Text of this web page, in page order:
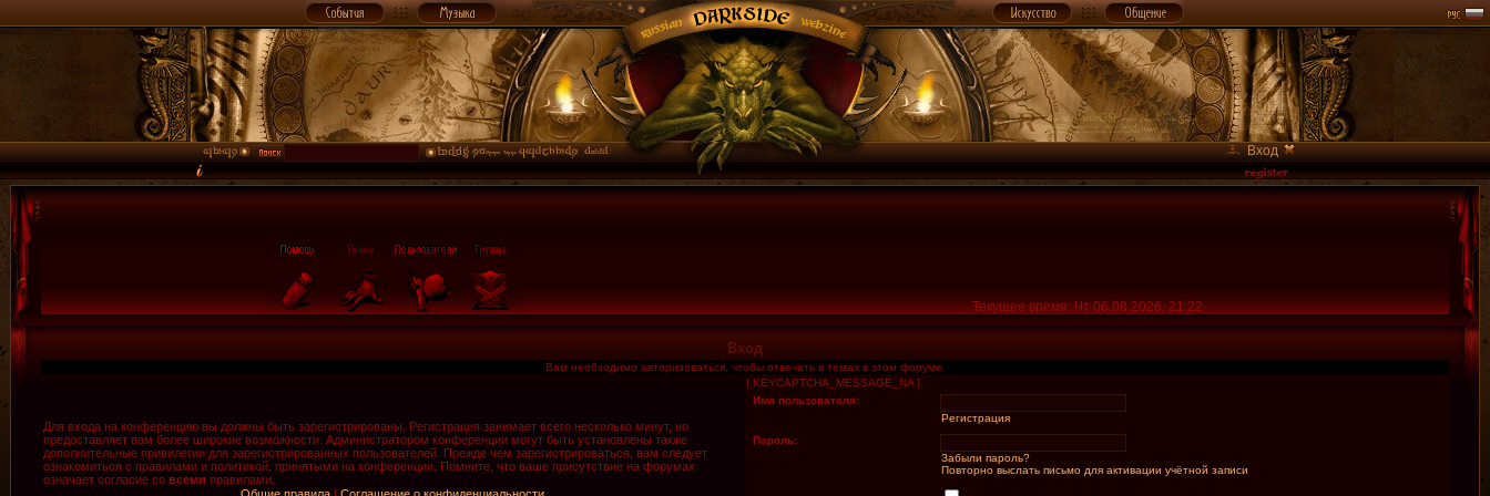
Вход
Текущее время: Чт 06.08.2026, 21:22
Вход
Вам необходимо авторизоваться, чтобы отвечать в темах в этом форуме.
Для входа на конференцию вы должны быть зарегистрированы. Регистрация занимает всего несколько минут, но
предоставляет вам более широкие возможности. Администратором конференции могут быть установлены также
дополнительные привилегии для зарегистрированных пользователей. Прежде чем зарегистрироваться, вам следует
ознакомиться с правилами и политикой, принятыми на конференции. Помните, что ваше присутствие на форумах
означает согласие со всеми правилами.
{ KEYCAPTCHA_MESSAGE_NA }
Имя пользователя:
Регистрация
Пароль:
Забыли пароль?
Повторно выслать письмо для активации учётной записи